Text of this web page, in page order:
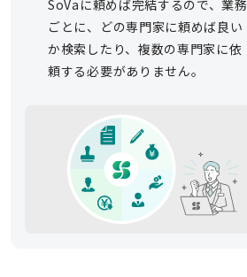
SoVaに頼めば完結するので、業務
ごとに、どの専門家に頼めば良い
か検索したり、複数の専門家に依
頼する必要がありません。